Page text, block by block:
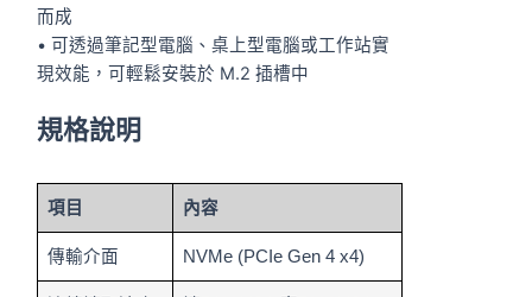
而成
• 可透過筆記型電腦、桌上型電腦或工作站實
現效能，可輕鬆安裝於 M.2 插槽中
規格說明
項目 內容
傳輸介面 NVMe (PCIe Gen 4 x4)